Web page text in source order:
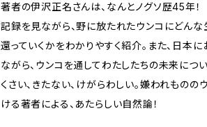
著者の伊沢正名さんは、なんとノグソ歴45年
記録を見ながら、野に放たれたウンコにどんな
還っていくかをわかりやすく紹介。また、日本
ながら、ウンコを通してわたしたちの未来につ
くさい、きたない、けがらわしい。嫌われもの
ける著者による、あたらしい自然論！